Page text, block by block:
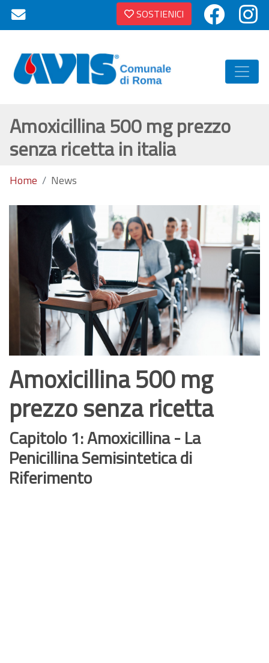
SOSTIENICI
Amoxicillina 500 mg prezzo
senza ricetta in italia
Home News
Amoxicillina 500 mg
prezzo senza ricetta
Capitolo 1: Amoxicillina - La
Penicillina Semisintetica di
Riferimento